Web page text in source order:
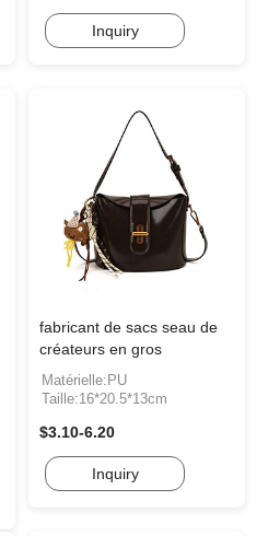
Inquiry
fabricant de sacs seau de
créateurs en gros
Matérielle:PU
Taille:16*20.5*13cm
$3.10-6.20
Inquiry